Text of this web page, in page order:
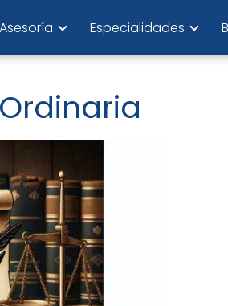
Asesoría Especialidades